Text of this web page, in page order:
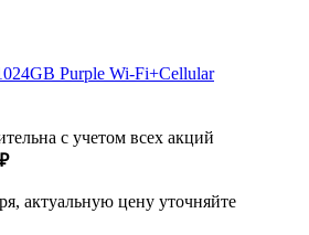
Purple Wi-Fi+Cellular
с учетом всех акций
актуальную цену уточняйте